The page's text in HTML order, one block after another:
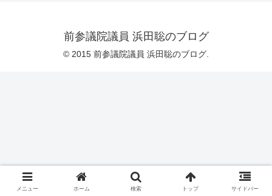
前参議院議員 浜田聡のブログ
© 2015 前参議院議員 浜田聡のブログ.
メニュー ホーム 検索 トップ サイドバー